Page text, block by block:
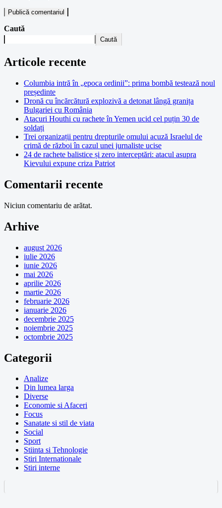
Caută
Caută
Articole recente
Columbia intră în „epoca ordinii”: prima bombă testează noul
președinte
Dronă cu încărcătură explozivă a detonat lângă granița
Bulgariei cu România
Atacuri Houthi cu rachete în Yemen ucid cel puțin 30 de
soldați
Trei organizații pentru drepturile omului acuză Israelul de
crimă de război în cazul unei jurnaliste ucise
24 de rachete balistice și zero interceptări: atacul asupra
Kievului expune criza Patriot
Comentarii recente
Niciun comentariu de arătat.
Arhive
august 2026
iulie 2026
iunie 2026
mai 2026
aprilie 2026
martie 2026
februarie 2026
ianuarie 2026
decembrie 2025
noiembrie 2025
octombrie 2025
Categorii
Analize
Din lumea larga
Diverse
Economie si Afaceri
Focus
Sanatate si stil de viata
Social
Sport
Stiinta si Tehnologie
Stiri Internationale
Stiri interne